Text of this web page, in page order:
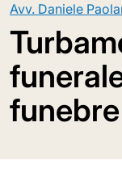
Avv. Daniele
funebre